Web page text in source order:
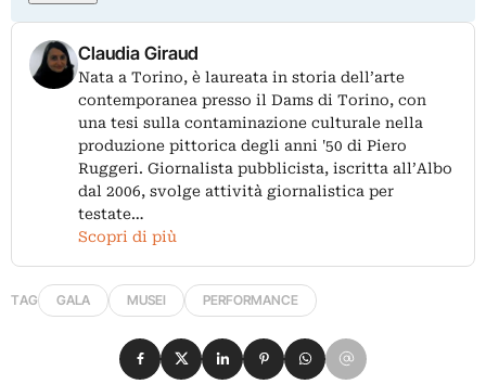
Claudia Giraud
Nata a Torino, è laureata in storia dell’arte
contemporanea presso il Dams di Torino, con
una tesi sulla contaminazione culturale nella
produzione pittorica degli anni '50 di Piero
Ruggeri. Giornalista pubblicista, iscritta all’Albo
dal 2006, svolge attività giornalistica per
testate…
Scopri di più
TAG GALA MUSEI PERFORMANCE
Condividi su Facebook
Condividi su X
Condividi su LinkedIn
Condividi su Pinterest
Condividi su WhatsApp
Condividi su Email